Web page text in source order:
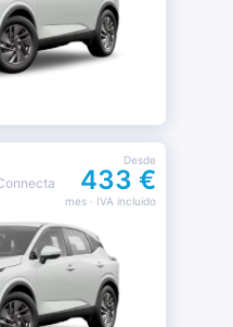
Desde
433 €
mes· IVA incluido